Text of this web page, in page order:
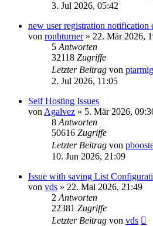
3. Jul 2026, 05:42
new user registration notification
von ronhturner» 22. Mär 2026,
5 Antworten
32118 Zugriffe
Letzter Beitrag von
2. Jul 2026, 11:05
Self Hosting Issues
von Agalvez » 5. Mär 2026,
8 Antworten
50616 Zugriffe
Letzter Beitrag von
10. Jun 2026, 21:09
Issue with saving List
von vds » 22. Mai 2026, 21:49
2 Antworten
22381 Zugriffe
Letzter Beitrag von vds